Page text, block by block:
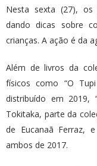
Nesta sexta (27), os
dando dicas sobre
crianças. A ação é da
Além de livros da
físicos como “O
distribuído em 2019,
Tokitaka, parte da
de Eucanaã Ferraz,
ambos de 2017.